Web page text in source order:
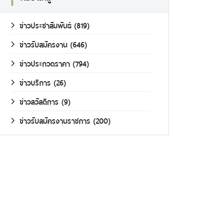
ข่าวประชาสัมพันธ์ (819)
ข่าวรับสมัครงาน (646)
ข่าวประกวดราคา (794)
ข่าวบริการ (26)
ข่าวสวัสดิการ (9)
ข่าวรับสมัครงานราชการ (200)